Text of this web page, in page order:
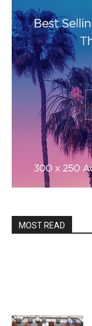
MOST READ